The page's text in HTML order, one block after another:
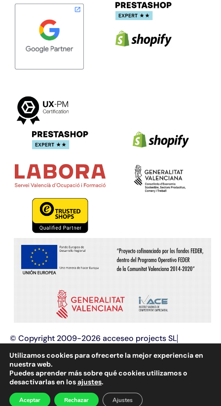
© Copyright 2009-2026 acceseo projects SL
Términos y condicionesAviso legal
Política de privacidad
Política de cookies
Programación web ydiseño web, aplicaciones web,
optimización e innovación tecnológica, posicionamiento en
buscadores (SEO y SEM) y marketing online.
Utilizamos cookies para ofrecerte la mejor experiencia en
nuestra web.
Puedes aprender más sobre qué cookies utilizamos o
desactivarlas en losajustes.
Aceptar Rechazar Ajustes